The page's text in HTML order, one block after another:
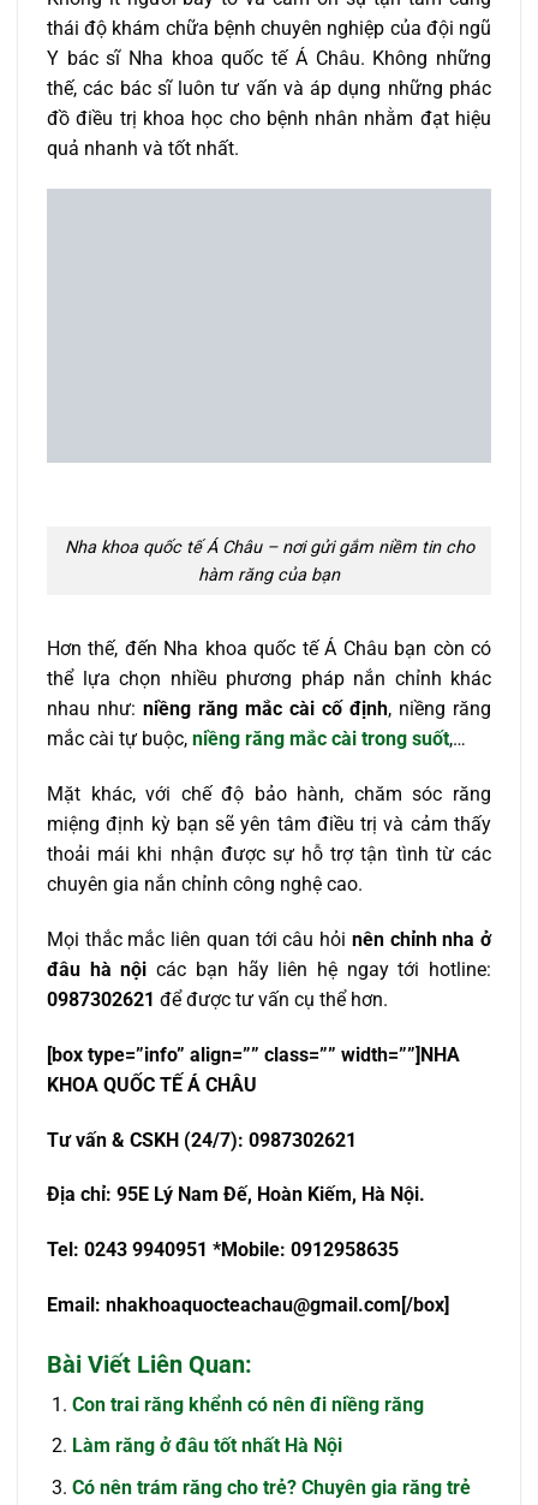
thái độ khám chữa bệnh chuyên nghiệp của đội ngũ
Y bác sĩ Nha khoa quốc tế Á Châu. Không những
thế, các bác sĩ luôn tư vấn và áp dụng những phác
đồ điều trị khoa học cho bệnh nhân nhằm đạt hiệu
quả nhanh và tốt nhất.
Nha khoa quốc tế Á Châu – nơi gửi gắm niềm tin cho
hàm răng của bạn
Hơn thế, đến Nha khoa quốc tế Á Châu bạn còn có
thể lựa chọn nhiều phương pháp nắn chỉnh khác
nhau như: niềng răng mắc cài cố định, niềng răng
mắc cài tự buộc, niềng răng mắc cài trong suốt,…
Mặt khác, với chế độ bảo hành, chăm sóc răng
miệng định kỳ bạn sẽ yên tâm điều trị và cảm thấy
thoải mái khi nhận được sự hỗ trợ tận tình từ các
chuyên gia nắn chỉnh công nghệ cao.
Mọi thắc mắc liên quan tới câu hỏi nên chỉnh nha ở
đâu hà nộicác bạn hãy liên hệ ngay tới hotline:
0987302621 để được tư vấn cụ thể hơn.
[box type=”info” align=”” class=”” width=””]NHA
KHOA QUỐC TẾ Á CHÂU
Tư vấn & CSKH (24/7): 0987302621
Địa chỉ: 95E Lý Nam Đế, Hoàn Kiếm, Hà Nội.
Tel: 0243 9940951 *Mobile: 0912958635
Email: nhakhoaquocteachau@gmail.com [/box]
Bài Viết Liên Quan:
Con trai răng khểnh có nên đi niềng răng
Làm răng ở đâu tốt nhất Hà Nội
Có nên trám răng cho trẻ? Chuyên gia răng trẻ